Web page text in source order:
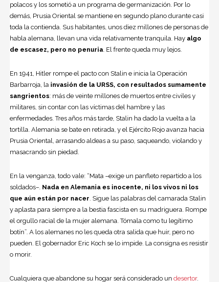
polacos y los sometió a un programa de germanización. Por lo
demás, Prusia Oriental se mantiene en segundo plano durante casi
toda la contienda. Sus habitantes, unos diez millones de personas de
habla alemana, llevan una vida relativamente tranquila. Hay algo
de escasez, pero no penuria . El frente queda muy lejos.
En 1941, Hitler rompe el pacto con Stalin e inicia la Operación
Barbarroja, la invasión de la URSS, con resultados sumamente
sangrientos: más de veinte millones de muertos entre civiles y
militares, sin contar con las víctimas del hambre y las
enfermedades. Tres años más tarde, Stalin ha dado la vuelta a la
tortilla. Alemania se bate en retirada, y el Ejército Rojo avanza hacia
Prusia Oriental, arrasando aldeas a su paso, saqueando, violando y
masacrando sin piedad.
En la venganza, todo vale: “Mata –exige un panfleto repartido a los
soldados–. Nada en Alemania es inocente, ni los vivos ni los
que aún están por nacer . Sigue las palabras del camarada Stalin
y aplasta para siempre a la bestia fascista en su madriguera. Rompe
el orgullo racial de la mujer alemana. Tómala como tu legítimo
botín”. A los alemanes no les queda otra salida que huir, pero no
pueden. El gobernador Eric Koch se lo impide. La consigna es resistir
o morir.
Cualquiera que abandone su hogar será considerado un desertor.